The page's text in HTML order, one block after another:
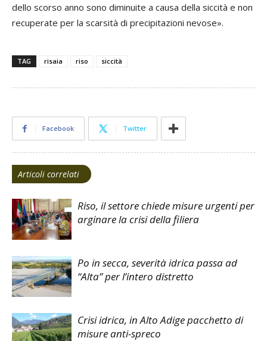
dello scorso anno sono diminuite a causa della siccità e non
recuperate per la scarsità di precipitazioni nevose».
TAG risaia riso siccità
Facebook Twitter
Articoli correlati
Riso, il settore chiede misure urgenti per
arginare la crisi della filiera
Po in secca, severità idrica passa ad
“Alta” per l’intero distretto
Crisi idrica, in Alto Adige pacchetto di
misure anti-spreco